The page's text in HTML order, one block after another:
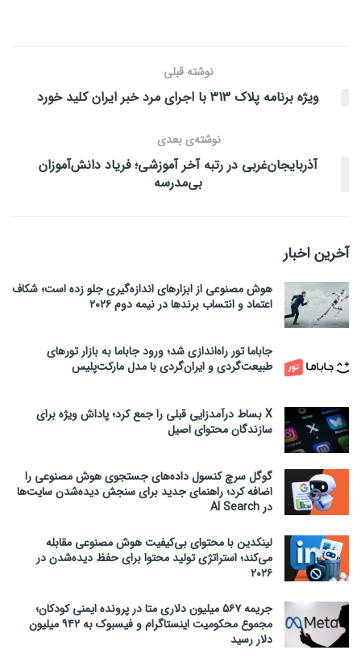
نوشته قبلی
ویژه برنامه پلاک 313 با اجرای مرد خبر ایران کلید خورد
نوشته‌ی بعدی
آذربایجان‌غربی در رتبه آخر آموزشی؛ فریاد دانش‌آموزان
بی‌مدرسه
آخرین اخبار
هوش مصنوعی از ابزارهای اندازه‌گیری جلو زده است؛ شکاف
اعتماد و انتساب برندها در نیمه دوم ۲۰۲۶
جاباما تور راه‌اندازی شد؛ ورود جاباما به بازار تورهای
طبیعت‌گردی و ایران‌گردی با مدل مارکت‌پلیس
X بساط درآمدزایی قبلی را جمع کرد؛ پاداش ویژه برای
سازندگان محتوای اصیل
گوگل سرچ کنسول داده‌های جستجوی هوش مصنوعی را
اضافه کرد؛ راهنمای جدید برای سنجش دیده‌شدن سایت‌ها
در AI Search
لینکدین با محتوای بی‌کیفیت هوش مصنوعی مقابله
می‌کند؛ استراتژی تولید محتوا برای حفظ دیده‌شدن در
۲۰۲۶
جریمه ۵۶۷ میلیون دلاری متا در پرونده ایمنی کودکان؛
مجموع محکومیت اینستاگرام و فیسبوک به ۹۴۲ میلیون
دلار رسید